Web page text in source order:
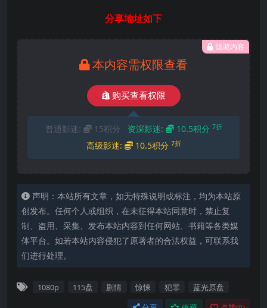
分享地址如下
隐藏内容
本内容需权限查看
购买查看权限
普通影迷: 15积分 资深影迷: 10.5积分 7折
高级影迷: 10.5积分 7折
声明：本站所有文章，如无特殊说明或标注，均为本站原
创发布。任何个人或组织，在未征得本站同意时，禁止复
制、盗用、采集、发布本站内容到任何网站、书籍等各类媒
体平台。如若本站内容侵犯了原著者的合法权益，可联系我
们进行处理。
1080p 115盘 剧情 惊悚 犯罪 蓝光原盘